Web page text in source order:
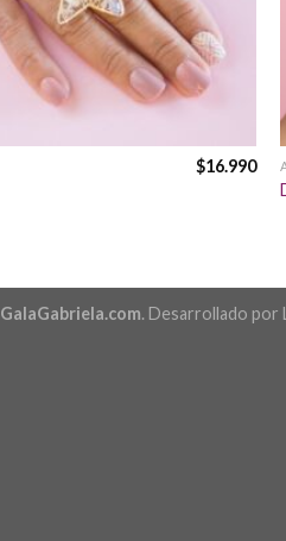
$16.990
GalaGabriela.com. Desarrollado por